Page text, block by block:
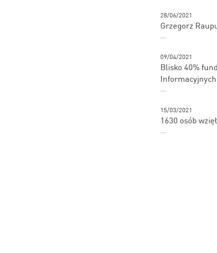
28/06/2021
Grzegorz
...
09/04/2021
Blisko 40%
Informacyjnych
...
15/03/2021
1630 osób
...